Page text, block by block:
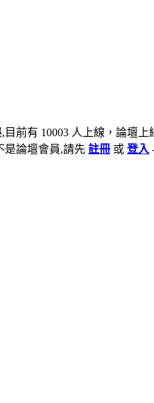
目前有 10003 人上線，論壇
是論壇會員,請先 註冊 或 登入